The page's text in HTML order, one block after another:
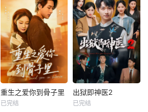
重生之爱你到骨子里
已完结
出狱即神医2
已完结